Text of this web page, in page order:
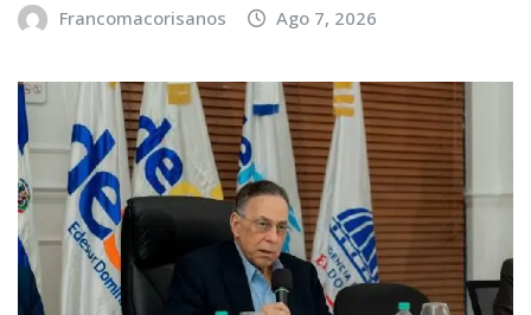
Francomacorisanos Ago 7, 2026